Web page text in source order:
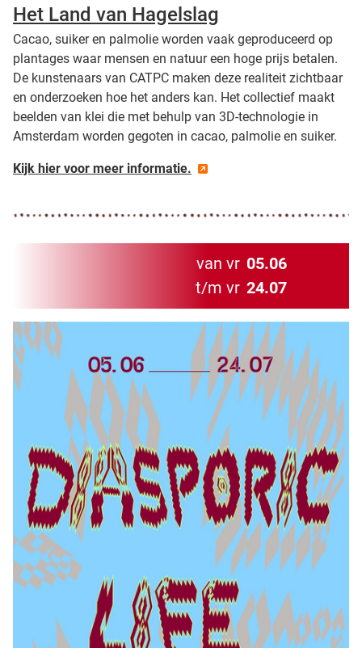
Het Land van Hagelslag
Cacao, suiker en palmolie worden vaak geproduceerd op
plantages waar mensen en natuur een hoge prijs betalen.
De kunstenaars van CATPC maken deze realiteit zichtbaar
en onderzoeken hoe het anders kan. Het collectief maakt
beelden van klei die met behulp van 3D-technologie in
Amsterdam worden gegoten in cacao, palmolie en suiker.
Kijk hier voor meer informatie.
van vr 05.06
t/m vr 24.07